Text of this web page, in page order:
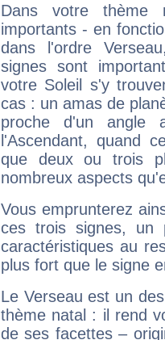
Dans votre thème
importants - en
dans l'ordre
signes sont
votre Soleil s'y
cas : un amas de
proche d'un
l'Ascendant, quand
que deux ou trois
nombreux aspects
Vous emprunterez
ces trois signes, un
caractéristiques au
plus fort que le signe
Le Verseau est un
thème natal : il rend
de ses facettes –